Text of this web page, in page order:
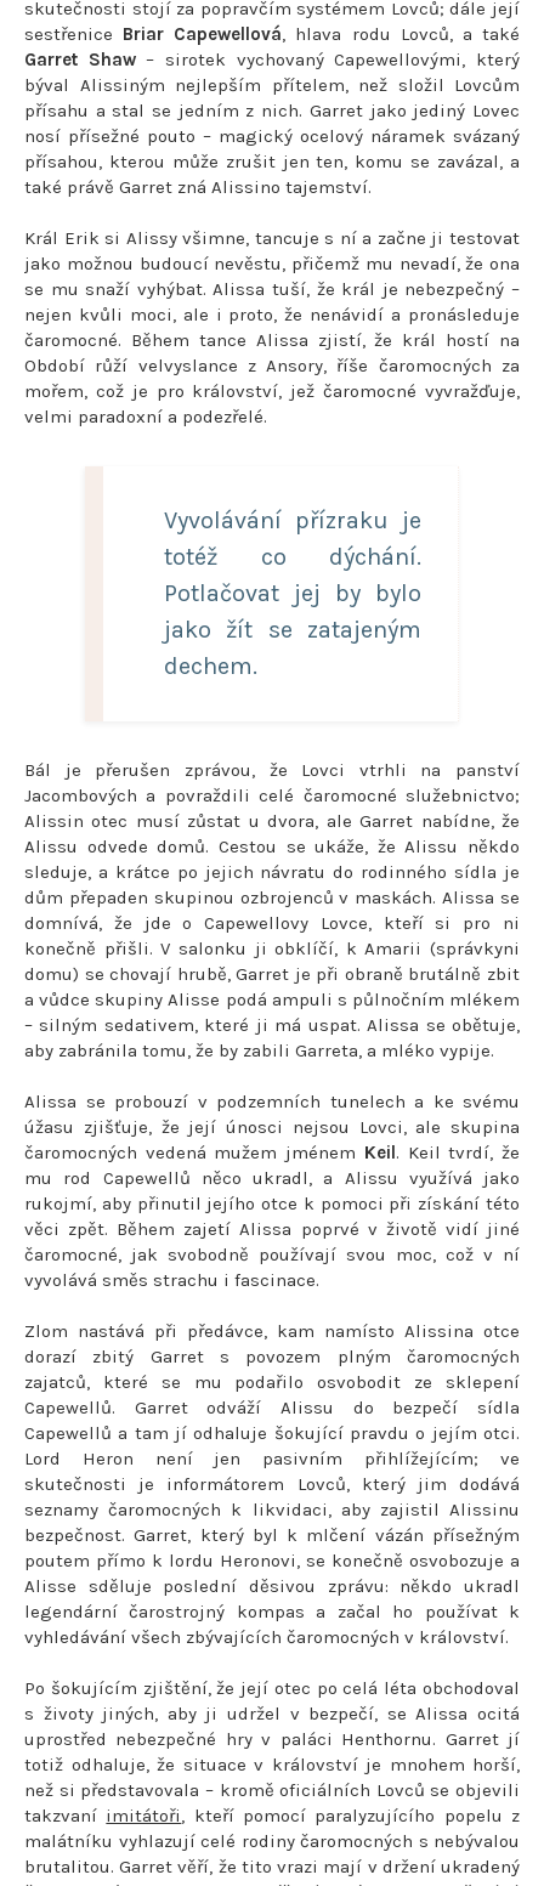
skutečnosti stojí za popravčím systémem Lovců; dále její
sestřenice Briar Capewellová, hlava rodu Lovců, a také
Garret Shaw– sirotek vychovaný Capewellovými, který
býval Alissiným nejlepším přítelem, než složil Lovcům
přísahu a stal se jedním z nich. Garret jako jediný Lovec
nosí přísežné pouto – magický ocelový náramek svázaný
přísahou, kterou může zrušit jen ten, komu se zavázal, a
také právě Garret zná Alissino tajemství.
Král Erik si Alissy všimne, tancuje s ní a začne ji testovat
jako možnou budoucí nevěstu, přičemž mu nevadí, že ona
se mu snaží vyhýbat. Alissa tuší, že král je nebezpečný –
nejen kvůli moci, ale i proto, že nenávidí a pronásleduje
čaromocné. Během tance Alissa zjistí, že král hostí na
Období růží velvyslance z Ansory, říše čaromocných za
mořem, což je pro království, jež čaromocné vyvražďuje,
velmi paradoxní a podezřelé.
Vyvolávání přízraku je
totéž co dýchání.
Potlačovat jej by bylo
jako žít se zatajeným
dechem.
Bál je přerušen zprávou, že Lovci vtrhli na panství
Jacombových a povraždili celé čaromocné služebnictvo;
Alissin otec musí zůstat u dvora, ale Garret nabídne, že
Alissu odvede domů. Cestou se ukáže, že Alissu někdo
sleduje, a krátce po jejich návratu do rodinného sídla je
dům přepaden skupinou ozbrojenců v maskách. Alissa se
domnívá, že jde o Capewellovy Lovce, kteří si pro ni
konečně přišli. V salonku ji obklíčí, k Amarii (správkyni
domu) se chovají hrubě, Garret je při obraně brutálně zbit
a vůdce skupiny Alisse podá ampuli s půlnočním mlékem
– silným sedativem, které ji má uspat. Alissa se obětuje,
aby zabránila tomu, že by zabili Garreta, a mléko vypije.
Alissa se probouzí v podzemních tunelech a ke svému
úžasu zjišťuje, že její únosci nejsou Lovci, ale skupina
čaromocných vedená mužem jménem Keil. Keil tvrdí, že
mu rod Capewellů něco ukradl, a Alissu využívá jako
rukojmí, aby přinutil jejího otce k pomoci při získání této
věci zpět. Během zajetí Alissa poprvé v životě vidí jiné
čaromocné, jak svobodně používají svou moc, což v ní
vyvolává směs strachu i fascinace.
Zlom nastává při předávce, kam namísto Alissina otce
dorazí zbitý Garret s povozem plným čaromocných
zajatců, které se mu podařilo osvobodit ze sklepení
Capewellů. Garret odváží Alissu do bezpečí sídla
Capewellů a tam jí odhaluje šokující pravdu o jejím otci.
Lord Heron není jen pasivním přihlížejícím; ve
skutečnosti je informátorem Lovců, který jim dodává
seznamy čaromocných k likvidaci, aby zajistil Alissinu
bezpečnost. Garret, který byl k mlčení vázán přísežným
poutem přímo k lordu Heronovi, se konečně osvobozuje a
Alisse sděluje poslední děsivou zprávu: někdo ukradl
legendární čarostrojný kompas a začal ho používat k
vyhledávání všech zbývajících čaromocných v království.
Po šokujícím zjištění, že její otec po celá léta obchodoval
s životy jiných, aby ji udržel v bezpečí, se Alissa ocitá
uprostřed nebezpečné hry v paláci Henthornu. Garret jí
totiž odhaluje, že situace v království je mnohem horší,
než si představovala – kromě oficiálních Lovců se objevili
takzvaní imitátoři, kteří pomocí paralyzujícího popelu z
malátníku vyhlazují celé rodiny čaromocných s nebývalou
brutalitou. Garret věří, že tito vrazi mají v držení ukradený